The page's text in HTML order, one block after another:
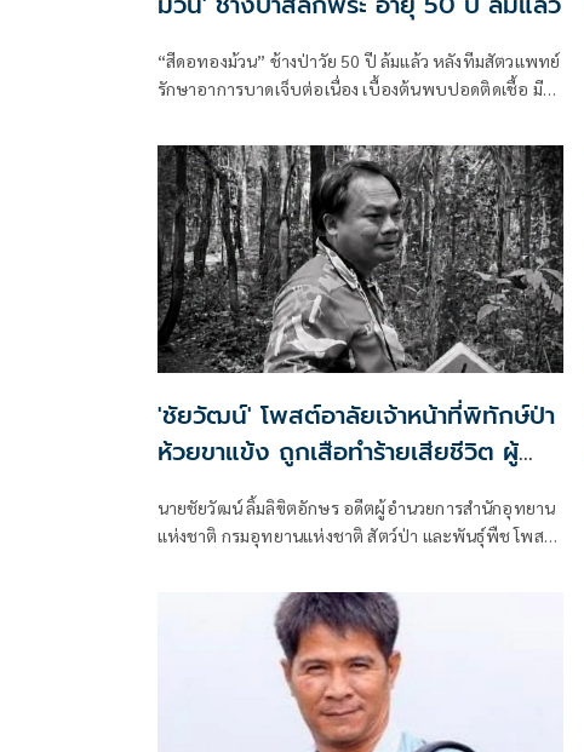
“สีดอทองม้วน” ช้างป่าวัย 50 ปี ล้มแล้ว หลังทีมสัตวแพทย์
รักษาอาการบาดเจ็บต่อเนื่อง เบื้องต้นพบปอดติดเชื้อ มี
อาหารได้น้อย
'ชัยวัฒน์' โพสต์อาลัยเจ้าหน้าที่พิทักษ์ป่า
ห้วยขาแข้ง ถูกเสือทำร้ายเสียชีวิต ผู้
อุทิศตนปกป้องผืนป่ามรดกโลก
นายชัยวัฒน์ ลิ้มลิขิตอักษร อดีตผู้อำนวยการสำนักอุทยาน
แห่งชาติ กรมอุทยานแห่งชาติ สัตว์ป่า และพันธุ์พืช โพสต์
ใหญ่..ห้วยขาแข้งวันนี้ เงียบงันลงด้วยความโศกเศร้า เมื่อ
ต้องสูญเสียบุคลากรผู้เสียสละอย่างไม่มีวันกลับ..